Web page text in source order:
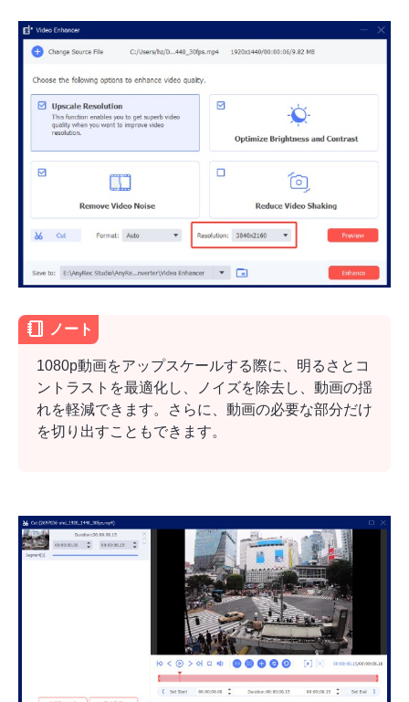
1。
ノート
1080p動画をアップスケールする際に、明るさとコ
ントラストを最適化し、ノイズを除去し、動画の揺
れを軽減できます。さらに、動画の必要な部分だけ
を切り出すこともできます。